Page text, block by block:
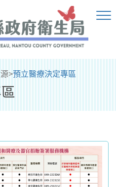
>預立醫療決定專區